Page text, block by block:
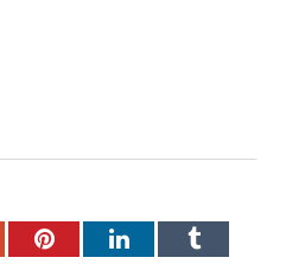
PinterestLinkedInTumblr